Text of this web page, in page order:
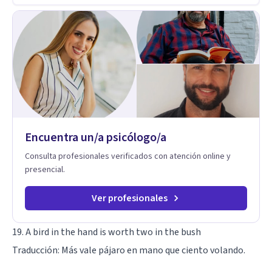
Encuentra un/a psicólogo/a
Consulta profesionales verificados con atención online y
presencial.
Ver profesionales
19. A bird in the hand is worth two in the bush
Traducción: Más vale pájaro en mano que ciento volando.